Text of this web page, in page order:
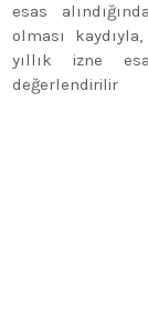
esas
olması
yıllık izne
değerlendirilir